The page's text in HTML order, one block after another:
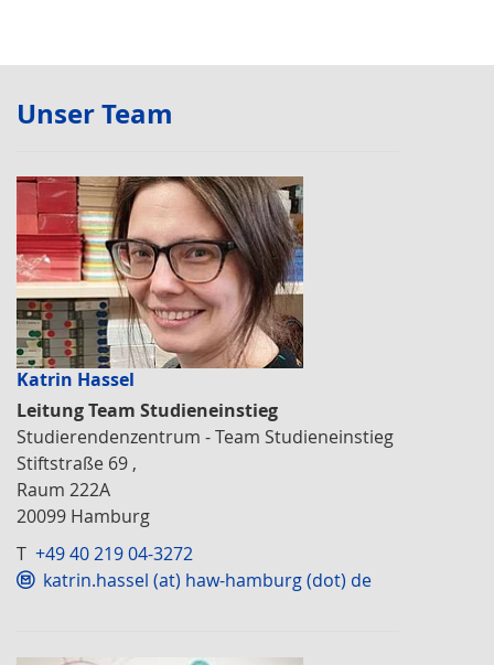
Unser Team
Katrin Hassel
Leitung Team Studieneinstieg
Studierendenzentrum - Team Studieneinstieg
Stiftstraße 69 ,
Raum 222A
20099 Hamburg
T +49 40 219 04-3272
katrin.hassel (at) haw-hamburg (dot) de